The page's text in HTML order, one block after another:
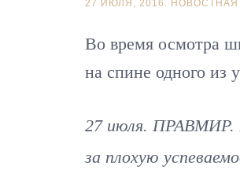
27 ИЮЛЯ, 2016.
Во время осмотра
на спине одного из
27 июля. ПРАВМИР.
за плохую